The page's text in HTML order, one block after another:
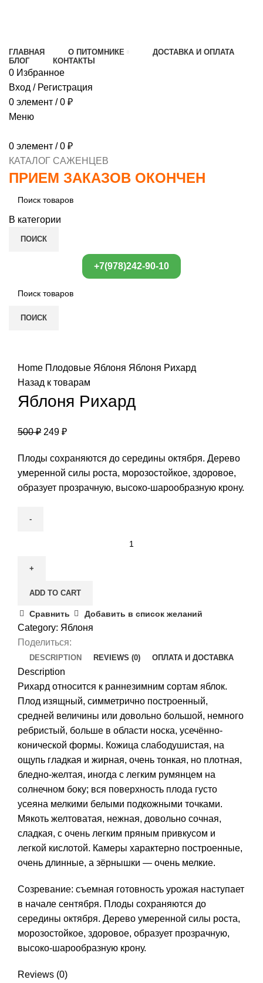
ГЛАВНАЯ О ПИТОМНИКЕ
ДОСТАВКА И ОПЛАТА
БЛОГ
КОНТАКТЫ
0 Избранное
Вход / Регистрация
0 элемент / 0 ₽
Меню
0 элемент / 0 ₽
КАТАЛОГ САЖЕНЦЕВ
ПРИЕМ ЗАКАЗОВ ОКОНЧЕН
В категории
ПОИСК
+7(978)242-90-10
ПОИСК
Home Плодовые Яблоня Яблоня Рихард
Назад к товарам
Яблоня Рихард
500₽ 249 ₽
Плоды сохраняются до середины октября. Дерево
умеренной силы роста, морозостойкое, здоровое,
образует прозрачную, высоко-шарообразную крону.
quantity
ADD TO CART
Сравнить Добавить в список желаний
Category: Яблоня
Поделиться:
DESCRIPTION REVIEWS (0) ОПЛАТА И ДОСТАВКА
Description
Рихард относится к раннезимним сортам яблок.
Плод изящный, симметрично построенный,
средней величины или довольно большой, немного
ребристый, больше в области носка, усечённо-
конической формы. Кожица слабодушистая, на
ощупь гладкая и жирная, очень тонкая, но плотная,
бледно-желтая, иногда с легким румянцем на
солнечном боку; вся поверхность плода густо
усеяна мелкими белыми подкожными точками.
Мякоть желтоватая, нежная, довольно сочная,
сладкая, с очень легким пряным привкусом и
легкой кислотой. Камеры характерно построенные,
очень длинные, а зёрнышки — очень мелкие.
Созревание: съемная готовность урожая наступает
в начале сентября. Плоды сохраняются до
середины октября. Дерево умеренной силы роста,
морозостойкое, здоровое, образует прозрачную,
высоко-шарообразную крону.
Reviews (0)